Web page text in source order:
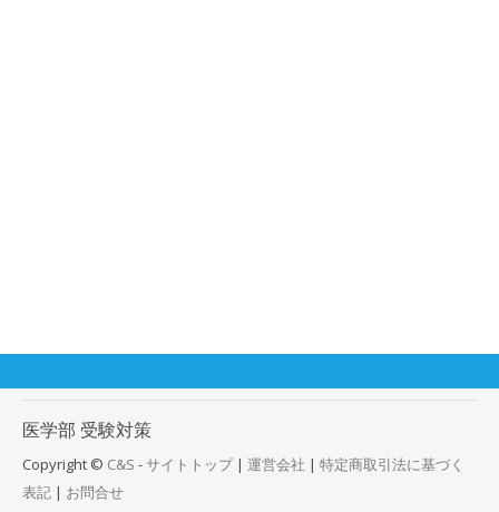
医学部 受験対策
Copyright © C&S -サイトトップ| 運営会社 | 特定商取引法に基づく
表記 | お問合せ